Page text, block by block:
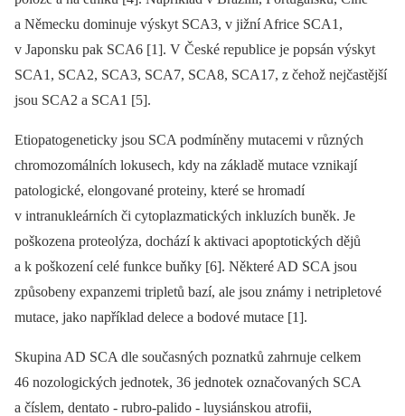
a Německu dominuje výskyt SCA3, v jižní Africe SCA1,
v Japonsku pak SCA6 [1]. V České republice je popsán výskyt
SCA1, SCA2, SCA3, SCA7, SCA8, SCA17, z čehož nejčastější
jsou SCA2 a SCA1 [5].
Etiopatogeneticky jsou SCA podmíněny mutacemi v různých
chromozomálních lokusech, kdy na základě mutace vznikají
patologické, elongované proteiny, které se hromadí
v intranukleárních či cytoplazmatických inkluzích buněk. Je
poškozena proteolýza, dochází k aktivaci apoptotických dějů
a k poškození celé funkce buňky [6]. Některé AD SCA jsou
způsobeny expanzemi tripletů bazí, ale jsou známy i netripletové
mutace, jako například delece a bodové mutace [1].
Skupina AD SCA dle současných poznatků zahrnuje celkem
46 nozologických jednotek, 36 jednotek označovaných SCA
a číslem, dentato ‑⁠ rubro‑palido ‑⁠ luysiánskou atrofii,